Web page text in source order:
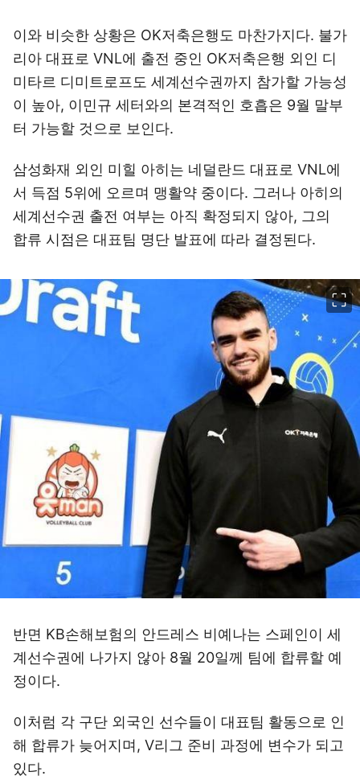
이와 비슷한 상황은 OK저축은행도 마찬가지다. 불가
리아 대표로 VNL에 출전 중인 OK저축은행 외인 디
미타르 디미트로프도 세계선수권까지 참가할 가능성
이 높아, 이민규 세터와의 본격적인 호흡은 9월 말부
터 가능할 것으로 보인다.
삼성화재 외인 미힐 아히는 네덜란드 대표로 VNL에
서 득점 5위에 오르며 맹활약 중이다. 그러나 아히의
세계선수권 출전 여부는 아직 확정되지 않아, 그의
합류 시점은 대표팀 명단 발표에 따라 결정된다.
반면 KB손해보험의 안드레스 비예나는 스페인이 세
계선수권에 나가지 않아 8월 20일께 팀에 합류할 예
정이다.
이처럼 각 구단 외국인 선수들이 대표팀 활동으로 인
해 합류가 늦어지며, V리그 준비 과정에 변수가 되고
있다.